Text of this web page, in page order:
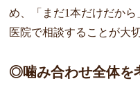
め、「まだ1本だけだか
医院で相談することが大
◎噛み合わせ全体を